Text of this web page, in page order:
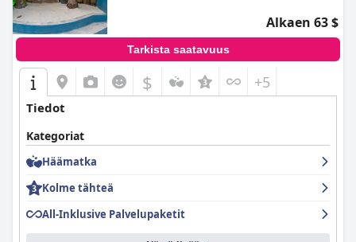
Alkaen 63 $
Tarkista saatavuus
$ +5
Tiedot
Kategoriat
Häämatka
Kolme tähteä
All-Inklusive Palvelupaketit